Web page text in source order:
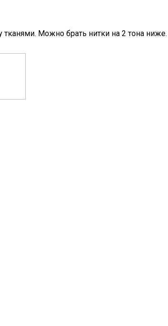
тканями. Можно брать нитки на 2 тона